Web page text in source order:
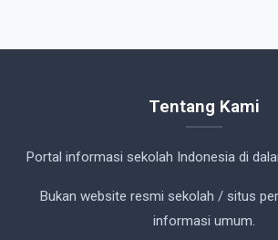
Tentang Kami
Portal informasi sekolah Indonesia di
Bukan website resmi sekolah / situs
informasi umum.